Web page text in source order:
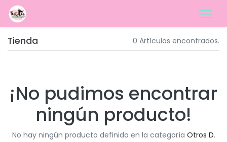
Tienda 0 Artículos encontrados.
¡No pudimos encontrar
ningún producto!
No hay ningún producto definido en la categoría Otros D.